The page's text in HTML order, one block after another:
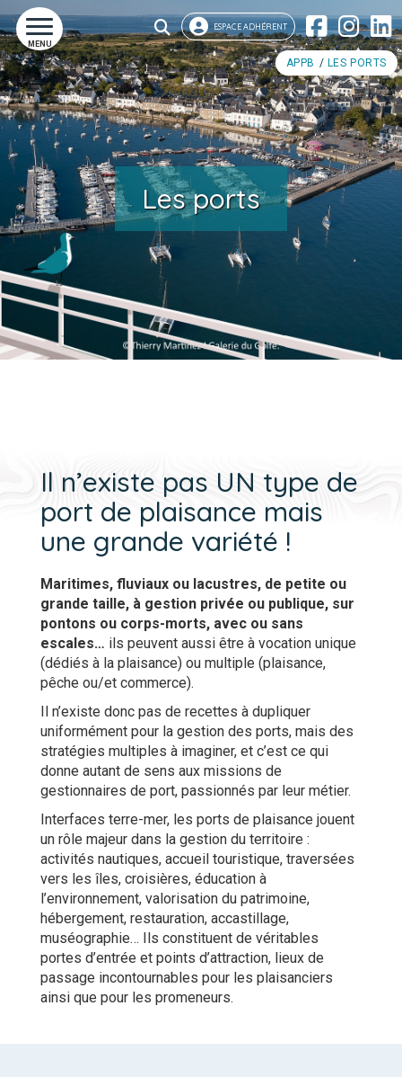
MENU
ESPACE ADHÉRENT
APPB LES PORTS
Les ports
Il n’existe pas UN type de
port de plaisance mais
une grande variété !
Maritimes, fluviaux ou lacustres, de petite ou
grande taille, à gestion privée ou publique, sur
pontons ou corps-morts, avec ou sans
escales… ils peuvent aussi être à vocation unique
(dédiés à la plaisance) ou multiple (plaisance,
pêche ou/et commerce).
Il n’existe donc pas de recettes à dupliquer
uniformément pour la gestion des ports, mais des
stratégies multiples à imaginer, et c’est ce qui
donne autant de sens aux missions de
gestionnaires de port, passionnés par leur métier.
Interfaces terre-mer, les ports de plaisance jouent
un rôle majeur dans la gestion du territoire :
activités nautiques, accueil touristique, traversées
vers les îles, croisières, éducation à
l’environnement, valorisation du patrimoine,
hébergement, restauration, accastillage,
muséographie… Ils constituent de véritables
portes d’entrée et points d’attraction, lieux de
passage incontournables pour les plaisanciers
ainsi que pour les promeneurs.